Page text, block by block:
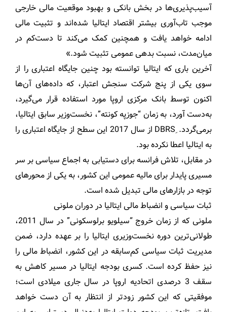
آسیب‌پذیری‌ها در بخش بانکی و بهبود موقعیت مالی خارجی
موجب تاب‌آوری بیشتر اقتصاد ایتالیا شده‌اند و تثبیت مالی
ادامه خواهد یافت و همچنین کمک می‌کند تا دست‌کم در
میان‌مدت، نسبت بدهی عمومی تثبیت شود.»
آخرین باری که ایتالیا توانسته بود چنین جایگاه اعتباری را از
سوی یکی از پنج شرکت سنجش اعتبار، که داده‌های آن‌ها
اکنون توسط بانک مرکزی اروپا مورد استفاده قرار می‌گیرد،
به‌دست آورد، به زمان “جوزپه کونته”، نخست‌وزیر سابق ایتالیا،
برمی‌گردد. ِDBRS از سال 2017 این سطح از جایگاه اعتباری را
به ایتالیا اعطا نکرده بود.
در مقابل، تلاش فرانسه برای دستیابی به اجماع سیاسی بر سر
مسیری پایدار برای مالیه عمومی این کشور، به یکی از محورهای
توجه در بازارهای مالی تبدیل شده است.
ثبات سیاسی و انضباط مالی ایتالیا در دوران ملونی
ملونی که از زمان خروج “سیلویو برلوسکونی” در سال 2011،
طولانی‌ترین دوره نخست‌وزیری ایتالیا را بر عهده دارد، ضمن
مدیریت ثبات سیاسی کم‌سابقه در این کشور، انضباط مالی را
نیز حفظ کرده است. کسری بودجه ایتالیا در مسیر کاهش به
سقف 3 درصدی اتحادیه اروپا در سال جاری میلادی است؛
موفقیتی که این کشور زودتر از انتظار به آن دست خواهد